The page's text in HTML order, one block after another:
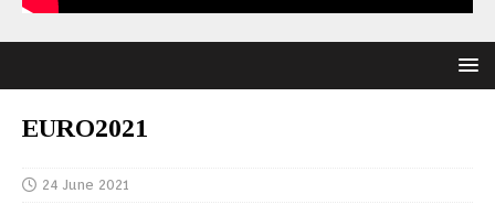
EURO2021
24 June 2021